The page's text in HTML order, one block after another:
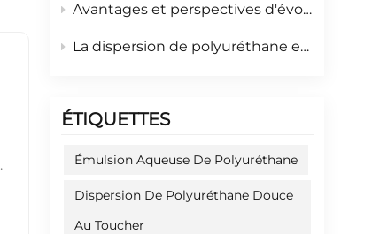
Avantages et perspectives d'évolution des dispersions de polyuréthane en phase aqueuse
La dispersion de polyuréthane en phase aqueuse comme nouveau matériau écologique haute performance
ÉTIQUETTES
Émulsion Aqueuse De Polyuréthane
Dispersion De Polyuréthane Douce
Au Toucher